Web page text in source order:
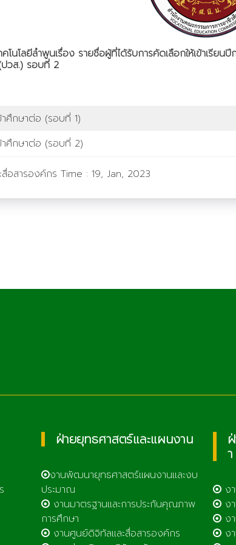
คโนโลยีลำพูนเรื่อง รายชื่อผู้ที่ได้รับการคัดเลือกให้เข้าเรีย
วส.) รอบที่ 2
าศึกษาต่อ (รอบที่ 1)
าศึกษาต่อ (รอบที่ 2)
อสารองค์กร Time : 19, Jan, 2023
ฝ่ายยุทธศาสตร์และแผนงาน
งานพัฒนายุทธศาสตร์แผนงานและงบ
ประมาณ
งานมาตรฐานและการประกันคุณภาพ
การศึกษา
งานศูนย์ดิจิทัลและสื่อสารองค์กร
า
ง
ง
ง
ง